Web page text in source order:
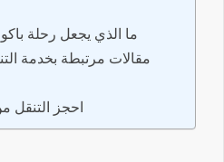
ما الذي يجعل رحلة
مقالات مرتبطة بخدمة
احجز التنقل